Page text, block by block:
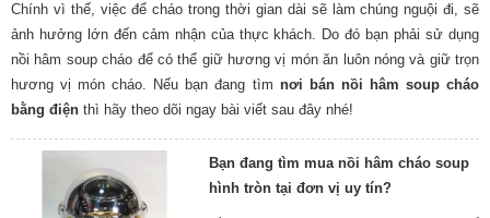
Chính vì thế, việc để cháo trong thời gian dài sẽ làm chúng nguội đi, sẽ
ảnh hưởng lớn đến cảm nhận của thực khách. Do đó bạn phải sử dụng
nồi hâm soup cháo để có thể giữ hương vị món ăn luôn nóng và giữ trọn
hương vị món cháo. Nếu bạn đang tìm nơi bán nồi hâm soup cháo
bằng điện thì hãy theo dõi ngay bài viết sau đây nhé!
Bạn đang tìm mua nồi hâm cháo soup
hình tròn tại đơn vị uy tín?